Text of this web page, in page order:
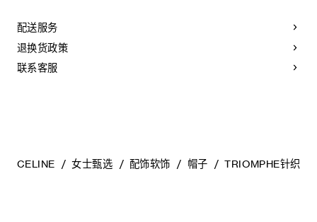
配送服务
退换货政策
联系客服
CELINE 女士甄选 配饰软饰 帽子 TRIOMPHE针织帽